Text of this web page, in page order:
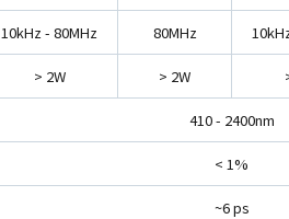
10kHz - 80MHz 80MHz
> 2W > 2W
410 - 2400nm
< 1%
~6 ps